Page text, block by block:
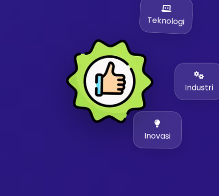
Teknologi
Industri
Inovasi